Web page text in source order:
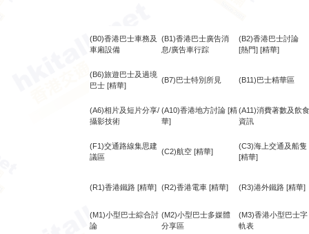
(B0)香港巴士車務及
車廂設備
(B1)香港巴士廣告消
息/廣告車行踪
(B2)香港巴士討論
[熱門] [精華]
(B6)旅遊巴士及過境
巴士 [精華]
(B7)巴士特別所見 (B11)巴士精華區
(A6)相片及短片分享/
攝影技術
(A10)香港地方討論 [精
華]
(A11)消費著數及飲食
資訊
(F1)交通路線集思建
議區
(C2)航空 [精華]
(C3)海上交通及船隻
[精華]
(R1)香港鐵路 [精華] (R2)香港電車 [精華] (R3)港外鐵路 [精華]
(M1)小型巴士綜合討
論
(M2)小型巴士多媒體
分享區
(M3)香港小型巴士字
軌表